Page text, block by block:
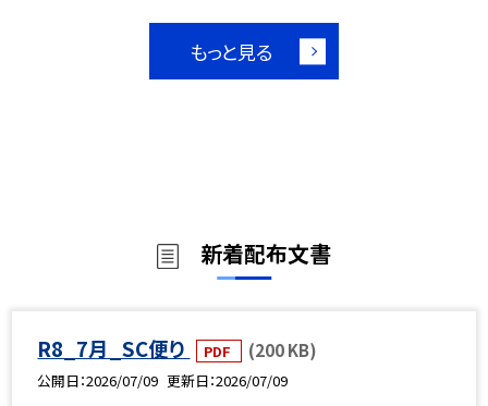
もっと見る
新着配布文書
R8_7月_SC便り PDF (200 KB)
公開日 2026/07/09 更新日 2026/07/09